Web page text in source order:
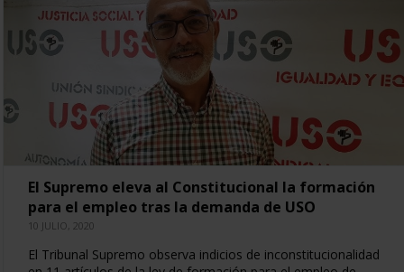
El Supremo eleva al Constitucional la formación
para el empleo tras la demanda de USO
10 JULIO, 2020
El Tribunal Supremo observa indicios de inconstitucionalidad